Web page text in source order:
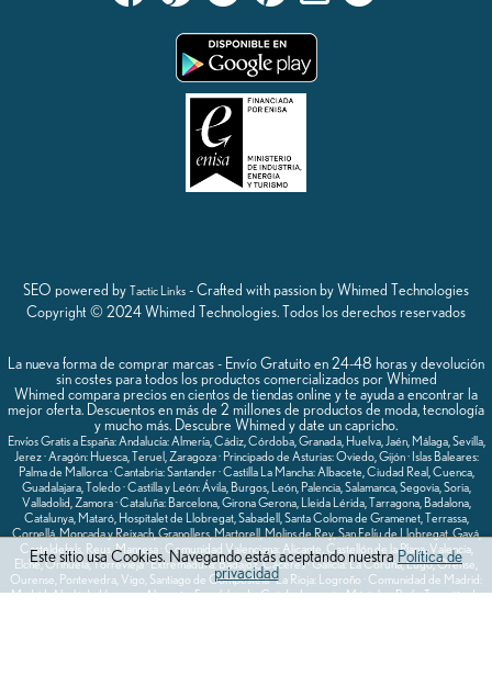
SEO powered by Tactic Links - Crafted with passion by Whimed Technologies
Copyright © 2024 Whimed Technologies. Todos los derechos reservados
La nueva forma de comprar marcas - Envío Gratuito en 24-48 horas y devolución
sin costes para todos los productos comercializados por Whimed
Whimed compara precios en cientos de tiendas online y te ayuda a encontrar la
mejor oferta. Descuentos en más de 2 millones de productos de moda, tecnología
y mucho más. Descubre Whimed y date un capricho.
Envíos Gratis a España: Andalucía: Almería, Cádiz, Córdoba, Granada, Huelva, Jaén, Málaga, Sevilla,
Jerez · Aragón: Huesca, Teruel, Zaragoza · Principado de Asturias: Oviedo, Gijón · Islas Baleares:
Palma de Mallorca · Cantabria: Santander · Castilla La Mancha: Albacete, Ciudad Real, Cuenca,
Guadalajara, Toledo · Castilla y León: Ávila, Burgos, León, Palencia, Salamanca, Segovia, Soria,
Valladolid, Zamora · Cataluña: Barcelona, Girona Gerona, Lleida Lérida, Tarragona, Badalona,
Catalunya, Mataró, Hospitalet de Llobregat, Sabadell, Santa Coloma de Gramenet, Terrassa,
Cornellá, Moncada y Reixach, Granollers, Martorell, Molins de Rey, San Felíu de Llobregat, Gavá,
Casteldefels, Reus, Manresa · Comunidad Valenciana: Alicante, Castellón de la Plana, Valencia,
Elche, Orihuela, Torrevieja · Extremadura: Badajoz, Cáceres · Galicia: La Coruña, Lugo, Orense,
Ourense, Pontevedra, Vigo, Santiago de Compostela · La Rioja: Logroño · Comunidad de Madrid:
Madrid, Alcalá de Henares, Alcorcón, Fuenlabrada, Getafe, Leganés, Móstoles, Parla, Torrejón de
Este sitio usa Cookies. Navegando estás aceptando nuestraPolítica de
privacidad